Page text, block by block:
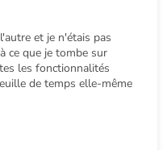
et je n'étais pas
ce que je tombe sur
les fonctionnalités
de temps elle-même